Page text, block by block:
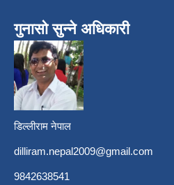
गुनासो सुन्ने अधिकारी
डिल्लीराम नेपाल
dilliram.nepal2009@gmail.com
9842638541